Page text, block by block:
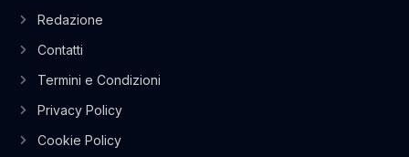
Redazione
Contatti
Termini e Condizioni
Privacy Policy
Cookie Policy